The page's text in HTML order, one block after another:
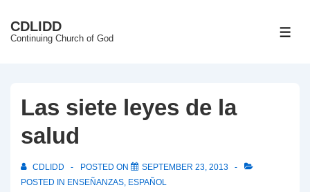
SkipCDLIDD
Continuing Church of God
Las siete leyes de la
salud
CDLIDD POSTED ON
SEPTEMBER 23, 2013
POSTED IN ENSEÑANZAS, ESPAÑOL